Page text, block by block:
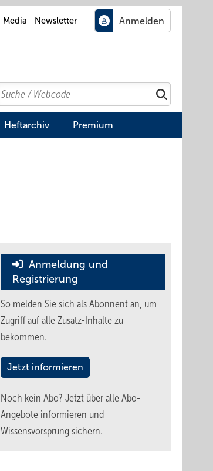
Media Newsletter
Search
Suchen
Heftarchiv Premium
Anmeldung und
Registrierung
So melden Sie sich als Abonnent an, um
Zugriff auf alle Zusatz-Inhalte zu
bekommen.
Jetzt informieren
Noch kein Abo? Jetzt über alle Abo-
Angebote informieren und
Wissensvorsprung sichern.